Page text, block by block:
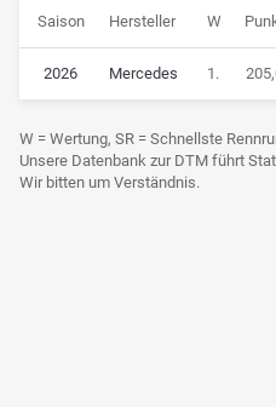
Saison Hersteller W
2026 Mercedes 1.
W = Wertung, SR = Schnellste
Unsere Datenbank zur DTM führt Statistiken seit 2004.
Wir bitten um Verständnis.